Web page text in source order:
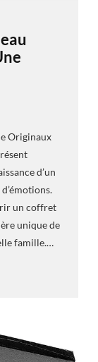
Originaux
d’un
un coffret
unique de
famille.…